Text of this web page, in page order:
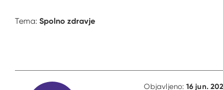
Tema: Spolno zdravje
Objavljeno: 16 jun.